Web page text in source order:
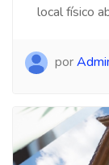
local físico
por